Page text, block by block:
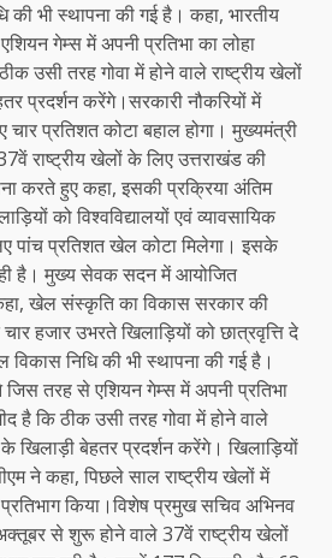
की भी स्थापना की गई है। कहा, भारतीय
गेम्स में अपनी प्रतिभा का लोहा
उसी तरह गोवा में होने वाले राष्ट्रीय खेलों
प्रदर्शन करेंगे।सरकारी नौकरियों में
प्रतिशत कोटा बहाल होगा। मुख्यमंत्री
राष्ट्रीय खेलों के लिए उत्तराखंड की
करते हुए कहा, इसकी प्रक्रिया अंतिम
को विश्वविद्यालयों एवं व्यावसायिक
पांच प्रतिशत खेल कोटा मिलेगा। इसके
है। मुख्य सेवक सदन में आयोजित
खेल संस्कृति का विकास सरकार की
हजार उभरते खिलाड़ियों को छात्रवृत्ति दे
निधि की भी स्थापना की गई है।
जिस तरह से एशियन गेम्स में अपनी प्रतिभा
है कि ठीक उसी तरह गोवा में होने वाले
खिलाड़ी बेहतर प्रदर्शन करेंगे। खिलाड़ियों
ने कहा, पिछले साल राष्ट्रीय खेलों में
किया।विशेष प्रमुख सचिव अभिनव
से शुरू होने वाले 37वें राष्ट्रीय खेलों